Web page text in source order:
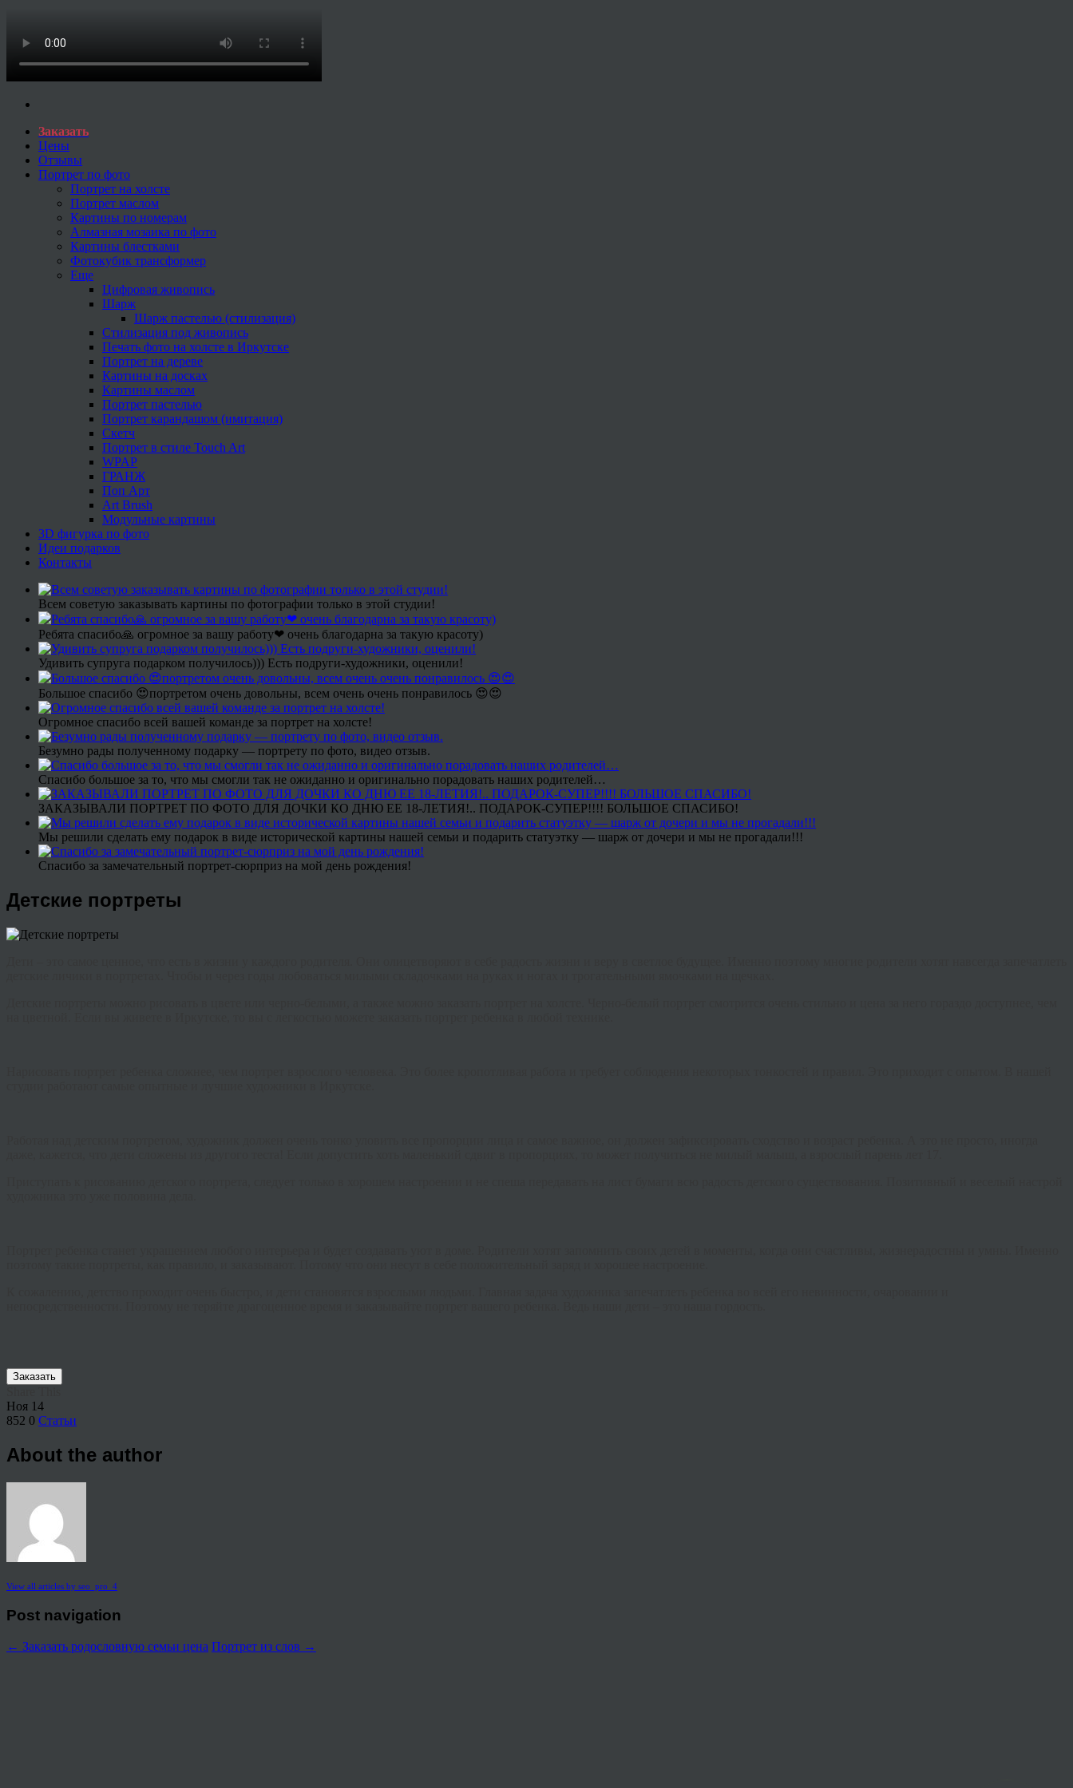
Заказать
Цены
Отзывы
Портрет по фото
Портрет на холсте
Портрет маслом
Картины по номерам
Алмазная мозаика по фото
Картины блестками
Фотокубик трансформер
Еще
Цифровая живопись
Шарж
Шарж пастелью (стилизация)
Стилизация под живопись
Печать фото на холсте в Иркутске
Портрет на дереве
Картины на досках
Картины маслом
Портрет пастелью
Портрет карандашом (имитация)
Скетч
Портрет в стиле Touch Art
WPAP
ГРАНЖ
Поп Арт
Art Brush
Модульные картины
3D фигурка по фото
Идеи подарков
Контакты
Всем советую заказывать картины по фотографии только в этой студии!
Ребята спасибо🙏 огромное за вашу работу❤ очень благодарна за такую красоту)
Удивить супруга подарком получилось))) Есть подруги-художники, оценили!
Большое спасибо 😍портретом очень довольны, всем очень очень понравилось 😍😍
Огромное спасибо всей вашей команде за портрет на холсте!
Безумно рады полученному подарку — портрету по фото, видео отзыв.
Спасибо большое за то, что мы смогли так не ожиданно и оригинально порадовать наших родителей…
ЗАКАЗЫВАЛИ ПОРТРЕТ ПО ФОТО ДЛЯ ДОЧКИ КО ДНЮ ЕЕ 18-ЛЕТИЯ!.. ПОДАРОК-СУПЕР!!!! БОЛЬШОЕ СПАСИБО!
Мы решили сделать ему подарок в виде исторической картины нашей семьи и подарить статуэтку — шарж от дочери и мы не прогадали!!!
Спасибо за замечательный портрет-сюрприз на мой день рождения!
Детские портреты
Заказать
Ноя 14
852 0 Статьи
About the author
View all articles by seo_pro_4
Post navigation
← Заказать родословную семьи цена Портрет из слов →